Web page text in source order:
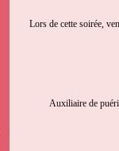
Lors de cette soirée,
Auxiliaire de